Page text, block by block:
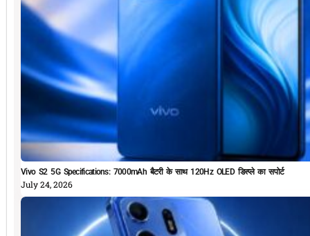
Vivo S2 5G Specifications: 7000mAh बैटरी के साथ 120Hz OLED डिस्प्ले का सपोर्ट
July 24, 2026